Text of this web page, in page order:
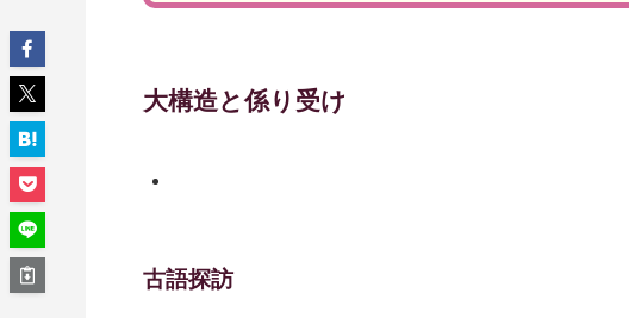
大構造と係り受け
古語探訪